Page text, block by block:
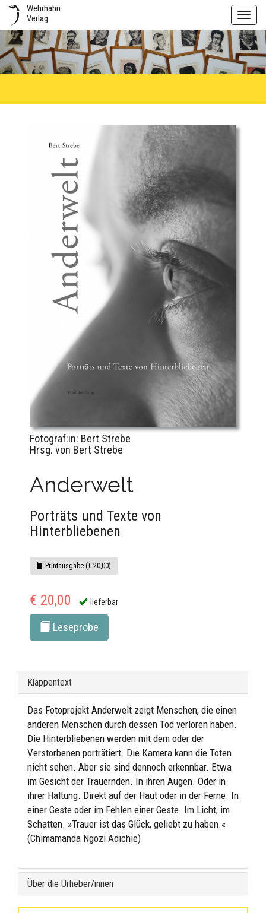
Wehrhahn
Verlag
Fotograf:in: Bert Strebe
Hrsg. von Bert Strebe
Anderwelt
Porträts und Texte von
Hinterbliebenen
Printausgabe (€ 20,00)
€ 20,00 lieferbar
Leseprobe
Klappentext
Das Fotoprojekt Anderwelt zeigt Menschen, die einen
anderen Menschen durch dessen Tod verloren haben.
Die Hinterbliebenen werden mit dem oder der
Verstorbenen porträtiert. Die Kamera kann die Toten
nicht sehen. Aber sie sind dennoch erkennbar. Etwa
im Gesicht der Trauernden. In ihren Augen. Oder in
ihrer Haltung. Direkt auf der Haut oder in der Ferne. In
einer Geste oder im Fehlen einer Geste. Im Licht, im
Schatten. »Trauer ist das Glück, geliebt zu haben.«
(Chimamanda Ngozi Adichie)
Über die Urheber/innen